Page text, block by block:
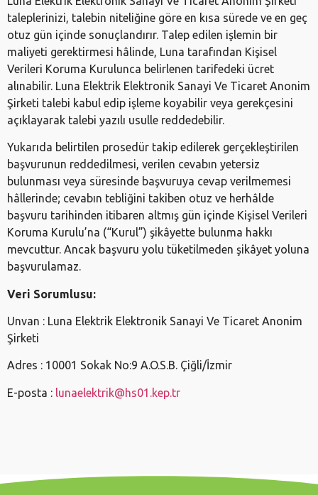
taleplerinizi, talebin niteliğine göre en kısa sürede ve en geç
otuz gün içinde sonuçlandırır. Talep edilen işlemin bir
maliyeti gerektirmesi hâlinde, Luna tarafından Kişisel
Verileri Koruma Kurulunca belirlenen tarifedeki ücret
alınabilir. Luna Elektrik Elektronik Sanayi Ve Ticaret Anonim
Şirketi talebi kabul edip işleme koyabilir veya gerekçesini
açıklayarak talebi yazılı usulle reddedebilir.
Yukarıda belirtilen prosedür takip edilerek gerçekleştirilen
başvurunun reddedilmesi, verilen cevabın yetersiz
bulunması veya süresinde başvuruya cevap verilmemesi
hâllerinde; cevabın tebliğini takiben otuz ve herhâlde
başvuru tarihinden itibaren altmış gün içinde Kişisel Verileri
Koruma Kurulu’na (“Kurul”) şikâyette bulunma hakkı
mevcuttur. Ancak başvuru yolu tüketilmeden şikâyet yoluna
başvurulamaz.
Veri Sorumlusu:
Unvan : Luna Elektrik Elektronik Sanayi Ve Ticaret Anonim
Şirketi
Adres : 10001 Sokak No:9 A.O.S.B. Çiğli/İzmir
E-posta : lunaelektrik@hs01.kep.tr